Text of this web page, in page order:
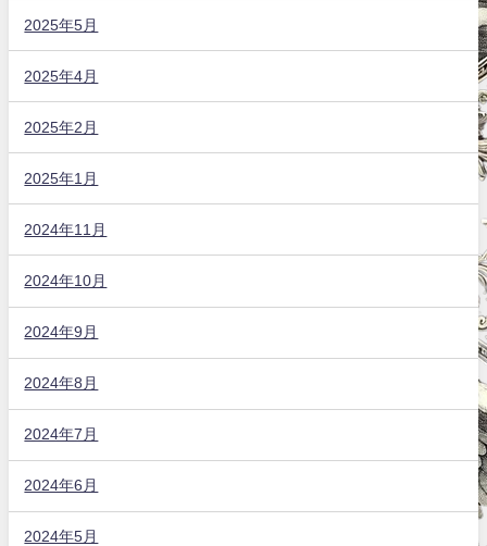
2025年5月
2025年4月
2025年2月
2025年1月
2024年11月
2024年10月
2024年9月
2024年8月
2024年7月
2024年6月
2024年5月